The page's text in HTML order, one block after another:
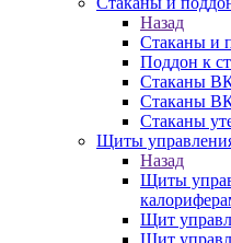
Назад
Стаканы и
Поддон к
Стаканы
Стаканы
Стаканы
Щиты
Назад
Щиты
Щит
Щит